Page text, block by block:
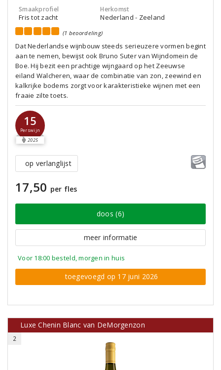
Smaakprofiel
Fris tot zacht
Herkomst
Nederland - Zeeland
(1 beoordeling)
Dat Nederlandse wijnbouw steeds serieuzere vormen begint
aan te nemen, bewijst ook Bruno Suter van Wijndomein de
Boe. Hij bezit een prachtige wijngaard op het Zeeuwse
eiland Walcheren, waar de combinatie van zon, zeewind en
kalkrijke bodems zorgt voor karakteristieke wijnen met een
fraaie zilte toets.
15
Perswijn
2025
op verlanglijst
17,50 per fles
doos (6)
meer informatie
Voor 18:00 besteld, morgen in huis
toegevoegd op 17 juni 2026
Luxe Chenin Blanc van DeMorgenzon
2